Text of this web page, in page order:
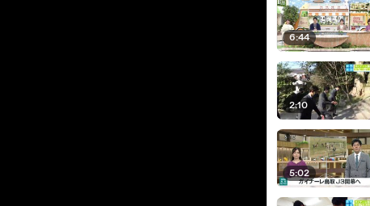
6:44
2:10
5:02